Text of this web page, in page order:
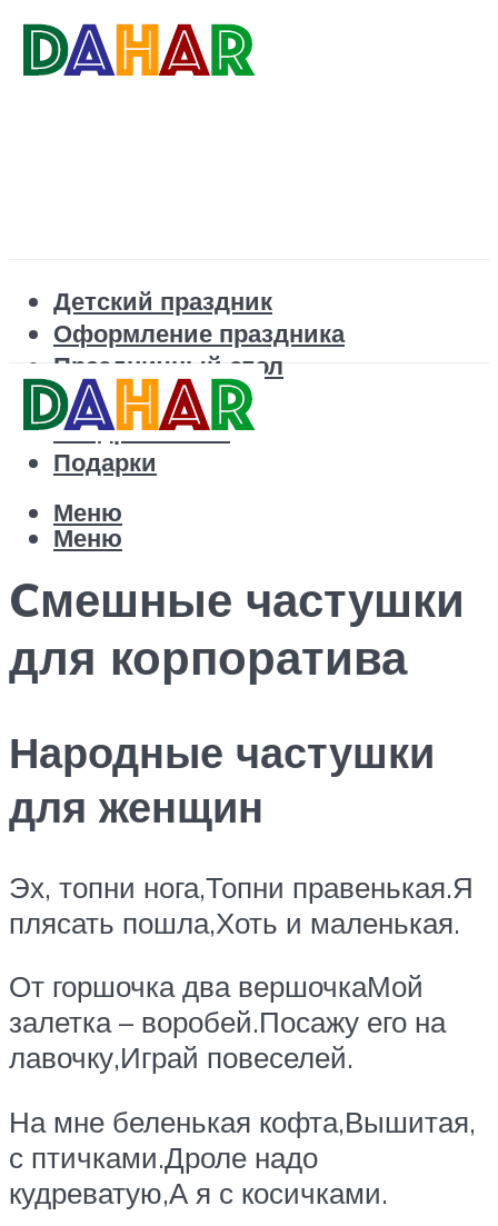
Детский праздник
Оформление праздника
Праздничный стол
Корпоратив
Поздравления
Подарки
Меню
Меню
Cмешные частушки
для корпоратива
Народные частушки
для женщин
Эх, топни нога,Топни правенькая.Я
плясать пошла,Хоть и маленькая.
От горшочка два вершочкаМой
залетка – воробей.Посажу его на
лавочку,Играй повеселей.
На мне беленькая кофта,Вышитая,
с птичками.Дроле надо
кудреватую,А я с косичками.